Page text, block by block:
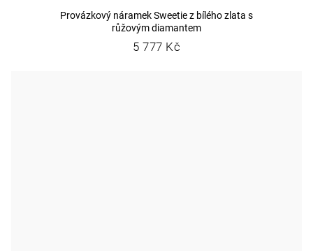
Provázkový náramek Sweetie z bílého zlata s
růžovým diamantem
5 777 Kč